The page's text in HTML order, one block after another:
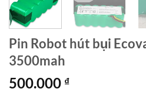
Pin Robot hút bụi
3500mah
500.000 ₫